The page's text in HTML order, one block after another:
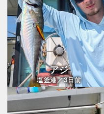
アジ
塩釜港／3日前